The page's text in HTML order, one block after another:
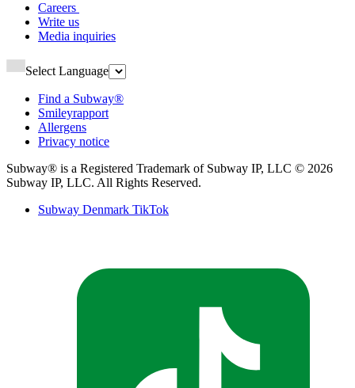
Careers ​​​​‌ ‍ ​‍​‍‌‍ ‌ ​‍‌‍‍‌‌‍‌ ‌‍‍‌‌‍ ‍​‍​‍​ ‍‍​‍​‍‌ ​ ‌‍​‌‌‍ ‍‌‍‍‌‌ ‌​‌ ‍‌​‍ ‍‌‍‍‌‌‍ ​‍​‍​‍ ​​‍​‍‌‍‍​‌ ​‍‌‍‌‌‌‍‌‍​‍​‍​ ‍‍​‍​‍‌‍‍​‌ ‌​‌ ‌​‌ ​​‌ ​ ​ ‍‍​‍ ​‍ ‌‍ ‍‌‍ ‌ ​‍‌‍‌​‌‍‍‌‌‍​ ​‍ ‌‌‍​‍‌‍‍‌‌ ‌​‌‍‌‌‌ ​ ​‍ ‌‌‍‌ ‌ ​‍‌‍ ‌ ‌‌‌ ​​​‍ ‌‌ ​ ‌ ‌​‌ ‌‌‌‍‌​‌‍‍‌‌‍ ​‍ ‍‌ ‌‍‌‍‌‌‌ ​‍‌‍​ ‌‍‌‌‌‍ ​​‍ ‍‌‍​‌‌ ​​‌ ​​​‍ ‌‍‍‌‌‍ ‍‌ ‌​‌‍‌‌‌‍ ‍‌ ‌​​‍ ‌‍‌‌‌‍‌​‌‍‍‌‌ ‌​​‍ ‌‍ ‌‌‍ ‌‍‌​‌‍‌‌​ ‌‌ ​​‌ ​‍‌‍‌‌‌ ​ ‌‍‌‌‌‍ ‍‌ ‌​‌‍​‌‌ ‌​‌‍‍‌‌‍ ‌‍ ‍​ ‍ ‌‍‍‌‌‍‌​​ ‌‌‍‌​​ ‍​​ ​​‌‍‌​​ ​‌‌‍‌‍‌‍​‌​ ‌ ​‍ ‌‌‍​‌​ ​‍​ ‍​​ ‍‌​‍ ‌​ ‌​‌‍‌‌​ ​ ​ ​‌​‍ ‌‌‍​‍​ ​‌‌‍‌​​ ‌‍​‍ ‌​ ‌‍​ ‌​​ ‌‍​ ​‍​ ‌‍​ ‌‌​ ‍​​ ‌ ​ ‌‌​ ​‍​ ‌‍​ ‌‌​ ‍ ‌ ‌​‌ ‍‌‌ ​​‌‍‌‌​ ‌‌ ‌ ‌‍‌‌‌‍​‍‌ ​ ‌‍‍‌‌ ‌​‌‍‌‌‌​ ‍‌‍​‌‌ ‌‍‌‍‍‌‌‍‌ ‌‍​‌‌ ‌​‌‍‍‌‌‍ ‌‍ ‍‌​‍‌‌ ‌​‌‍‌‌‌‍ ‌​ ‍ ‌ ​​‌‍​‌‌ ‌​‌‍‍​​ ‌‌‍ ​‌‍​‌‌‍​‍‌‍‌‌‌‍ ​​‍‌‌​ ‌‌‌​​‍‌‌ ‌‍‍ ‌‍‌‌‌ ‍‌​‍‌‌​ ​ ‌​‌​​‍‌‌​ ​ ‌​‌​​‍‌‌​ ​‍​ ​‍‌‍‌‌‌‍ ‍​‍‌‌​ ​‍​ ​‍​‍‌‌​ ‌‌‌​‌​​‍ ‍‌ ‌‍‌‍​‌‌‍ ​‌ ‌‌‌‍‌‌​ ‌‍​‍‌‍​‌‌ ​ ‌‍‌‌‌‌‌‌‌ ​‍‌‍ ​​ ‌‌‍‍​‌ ‌​‌ ‌​‌ ​​‌ ​ ​‍‌‌​ ​ ‌​​‌​‍‌‌​ ​‍‌​‌‍​‍‌‌​ ​‍‌​‌‍‌‍ ‍‌‍ ‌ ​‍‌‍‌​‌‍‍‌‌‍​ ​‍ ‌‌‍​‍‌‍‍‌‌ ‌​‌‍‌‌‌ ​ ​‍ ‌‌‍‌ ‌ ​‍‌‍ ‌ ‌‌‌ ​​​‍ ‌‌ ​ ‌ ‌​‌ ‌‌‌‍‌​‌‍‍‌‌‍ ​‍ ‍‌ ‌‍‌‍‌‌‌ ​‍‌‍​ ‌‍‌‌‌‍ ​​‍ ‍‌‍​‌‌ ​​‌ ​​​‍‌‍‌‍‍‌‌‍‌​​ ‌‌‍‌​​ ‍​​ ​​‌‍‌​​ ​‌‌‍‌‍‌‍​‌​ ‌ ​‍ ‌‌‍​‌​ ​‍​ ‍​​ ‍‌​‍ ‌​ ‌​‌‍‌‌​ ​ ​ ​‌​‍ ‌‌‍​‍​ ​‌‌‍‌​​ ‌‍​‍ ‌​ ‌‍​ ‌​​ ‌‍​ ​‍​ ‌‍​ ‌‌​ ‍​​ ‌ ​ ‌‌​ ​‍​ ‌‍​ ‌‌​‍‌‍‌ ‌​‌ ‍‌‌ ​​‌‍‌‌​ ‌‌ ‌ ‌‍‌‌‌‍​‍‌ ​ ‌‍‍‌‌ ‌​‌‍‌‌‌​ ‍‌‍​‌‌ ‌‍‌‍‍‌‌‍‌ ‌‍​‌‌ ‌​‌‍‍‌‌‍ ‌‍ ‍‌​‍‌‌ ‌​‌‍‌‌‌‍ ‌​‍‌‍‌ ​​‌‍​‌‌ ‌​‌‍‍​​ ‌‌‍ ​‌‍​‌‌‍​‍‌‍‌‌‌‍ ​​‍‌‌​ ‌‌‌​​‍‌‌ ‌‍‍ ‌‍‌‌‌ ‍‌​‍‌‌​ ​ ‌​‌​​‍‌‌​ ​ ‌​‌​​‍‌‌​ ​‍​ ​‍‌‍‌‌‌‍ ‍​‍‌‌​ ​‍​ ​‍​‍‌‌​ ‌‌‌​‌​​‍ ‍‌ ‌‍‌‍​‌‌‍ ​‌ ‌‌‌‍‌‌​‍‌‍‌ ​​‌‍‌‌‌ ​‍‌ ​ ‌ ​​‌‍‌‌‌‍​ ‌ ‌​‌‍‍‌‌ ‌‍‌‍‌‌​ ‌‌ ​​‌ ‌‌‌‍​‍‌‍ ​‌‍‍‌‌ ​ ‌‍‍​‌‍‌‌‌‍‌​​‍​‍‌ ‌
Write us​​​​‌ ‍ ​‍​‍‌‍ ‌ ​‍‌‍‍‌‌‍‌ ‌‍‍‌‌‍ ‍​‍​‍​ ‍‍​‍​‍‌ ​ ‌‍​‌‌‍ ‍‌‍‍‌‌ ‌​‌ ‍‌​‍ ‍‌‍‍‌‌‍ ​‍​‍​‍ ​​‍​‍‌‍‍​‌ ​‍‌‍‌‌‌‍‌‍​‍​‍​ ‍‍​‍​‍‌‍‍​‌ ‌​‌ ‌​‌ ​​‌ ​ ​ ‍‍​‍ ​‍ ‌‍ ‍‌‍ ‌ ​‍‌‍‌​‌‍‍‌‌‍​ ​‍ ‌‌‍​‍‌‍‍‌‌ ‌​‌‍‌‌‌ ​ ​‍ ‌‌‍‌ ‌ ​‍‌‍ ‌ ‌‌‌ ​​​‍ ‌‌ ​ ‌ ‌​‌ ‌‌‌‍‌​‌‍‍‌‌‍ ​‍ ‍‌ ‌‍‌‍‌‌‌ ​‍‌‍​ ‌‍‌‌‌‍ ​​‍ ‍‌‍​‌‌ ​​‌ ​​​‍ ‌‍‍‌‌‍ ‍‌ ‌​‌‍‌‌‌‍ ‍‌ ‌​​‍ ‌‍‌‌‌‍‌​‌‍‍‌‌ ‌​​‍ ‌‍ ‌‌‍ ‌‍‌​‌‍‌‌​ ‌‌ ​​‌ ​‍‌‍‌‌‌ ​ ‌‍‌‌‌‍ ‍‌ ‌​‌‍​‌‌ ‌​‌‍‍‌‌‍ ‌‍ ‍​ ‍ ‌‍‍‌‌‍‌​​ ‌‌‍​‍​ ‌ ​ ​‍‌‍‌‍​ ​​‌‍​‌​ ​‍​ ‌‍​‍ ‌​ ​​‌‍​ ​ ‌ ​ ​‍​‍ ‌​ ‌​‌‍‌​​ ‌ ​ ‌‍​‍ ‌‌‍​‍​ ‌​​ ‌ ‌‍‌‌​‍ ‌​ ​ ​ ‍‌‌‍​‌‌‍‌‍‌‍​‌​ ​‍​ ​‍‌‍​ ‌‍‌‍‌‍‌‍​ ‌‍​ ​‌​ ‍ ‌ ‌​‌ ‍‌‌ ​​‌‍‌‌​ ‌‌ ‌ ‌‍‌‌‌‍​‍‌ ​ ‌‍‍‌‌ ‌​‌‍‌‌‌​ ‍‌‍​‌‌ ‌‍‌‍‍‌‌‍‌ ‌‍​‌‌ ‌​‌‍‍‌‌‍ ‌‍ ‍‌​‍‌‌ ‌​‌‍‌‌‌‍ ‌​ ‍ ‌ ​​‌‍​‌‌ ‌​‌‍‍​​ ‌‌‍ ​‌‍​‌‌‍​‍‌‍‌‌‌‍ ​​‍‌‌​ ‌‌‌​​‍‌‌ ‌‍‍ ‌‍‌‌‌ ‍‌​‍‌‌​ ​ ‌​‌​​‍‌‌​ ​ ‌​‌​​‍‌‌​ ​‍​ ​‍‌‍‌‌‌‍ ‍​‍‌‌​ ​‍​ ​‍​‍‌‌​ ‌‌‌​‌​​‍ ‍‌ ‌‍‌‍​‌‌‍ ​‌ ‌‌‌‍‌‌​ ‌‍​‍‌‍​‌‌ ​ ‌‍‌‌‌‌‌‌‌ ​‍‌‍ ​​ ‌‌‍‍​‌ ‌​‌ ‌​‌ ​​‌ ​ ​‍‌‌​ ​ ‌​​‌​‍‌‌​ ​‍‌​‌‍​‍‌‌​ ​‍‌​‌‍‌‍ ‍‌‍ ‌ ​‍‌‍‌​‌‍‍‌‌‍​ ​‍ ‌‌‍​‍‌‍‍‌‌ ‌​‌‍‌‌‌ ​ ​‍ ‌‌‍‌ ‌ ​‍‌‍ ‌ ‌‌‌ ​​​‍ ‌‌ ​ ‌ ‌​‌ ‌‌‌‍‌​‌‍‍‌‌‍ ​‍ ‍‌ ‌‍‌‍‌‌‌ ​‍‌‍​ ‌‍‌‌‌‍ ​​‍ ‍‌‍​‌‌ ​​‌ ​​​‍‌‍‌‍‍‌‌‍‌​​ ‌‌‍​‍​ ‌ ​ ​‍‌‍‌‍​ ​​‌‍​‌​ ​‍​ ‌‍​‍ ‌​ ​​‌‍​ ​ ‌ ​ ​‍​‍ ‌​ ‌​‌‍‌​​ ‌ ​ ‌‍​‍ ‌‌‍​‍​ ‌​​ ‌ ‌‍‌‌​‍ ‌​ ​ ​ ‍‌‌‍​‌‌‍‌‍‌‍​‌​ ​‍​ ​‍‌‍​ ‌‍‌‍‌‍‌‍​ ‌‍​ ​‌​‍‌‍‌ ‌​‌ ‍‌‌ ​​‌‍‌‌​ ‌‌ ‌ ‌‍‌‌‌‍​‍‌ ​ ‌‍‍‌‌ ‌​‌‍‌‌‌​ ‍‌‍​‌‌ ‌‍‌‍‍‌‌‍‌ ‌‍​‌‌ ‌​‌‍‍‌‌‍ ‌‍ ‍‌​‍‌‌ ‌​‌‍‌‌‌‍ ‌​‍‌‍‌ ​​‌‍​‌‌ ‌​‌‍‍​​ ‌‌‍ ​‌‍​‌‌‍​‍‌‍‌‌‌‍ ​​‍‌‌​ ‌‌‌​​‍‌‌ ‌‍‍ ‌‍‌‌‌ ‍‌​‍‌‌​ ​ ‌​‌​​‍‌‌​ ​ ‌​‌​​‍‌‌​ ​‍​ ​‍‌‍‌‌‌‍ ‍​‍‌‌​ ​‍​ ​‍​‍‌‌​ ‌‌‌​‌​​‍ ‍‌ ‌‍‌‍​‌‌‍ ​‌ ‌‌‌‍‌‌​‍‌‍‌ ​​‌‍‌‌‌ ​‍‌ ​ ‌ ​​‌‍‌‌‌‍​ ‌ ‌​‌‍‍‌‌ ‌‍‌‍‌‌​ ‌‌ ​​‌ ‌‌‌‍​‍‌‍ ​‌‍‍‌‌ ​ ‌‍‍​‌‍‌‌‌‍‌​​‍​‍‌ ‌
Media inquiries​​​​‌ ‍ ​‍​‍‌‍ ‌ ​‍‌‍‍‌‌‍‌ ‌‍‍‌‌‍ ‍​‍​‍​ ‍‍​‍​‍‌ ​ ‌‍​‌‌‍ ‍‌‍‍‌‌ ‌​‌ ‍‌​‍ ‍‌‍‍‌‌‍ ​‍​‍​‍ ​​‍​‍‌‍‍​‌ ​‍‌‍‌‌‌‍‌‍​‍​‍​ ‍‍​‍​‍‌‍‍​‌ ‌​‌ ‌​‌ ​​‌ ​ ​ ‍‍​‍ ​‍ ‌‍ ‍‌‍ ‌ ​‍‌‍‌​‌‍‍‌‌‍​ ​‍ ‌‌‍​‍‌‍‍‌‌ ‌​‌‍‌‌‌ ​ ​‍ ‌‌‍‌ ‌ ​‍‌‍ ‌ ‌‌‌ ​​​‍ ‌‌ ​ ‌ ‌​‌ ‌‌‌‍‌​‌‍‍‌‌‍ ​‍ ‍‌ ‌‍‌‍‌‌‌ ​‍‌‍​ ‌‍‌‌‌‍ ​​‍ ‍‌‍​‌‌ ​​‌ ​​​‍ ‌‍‍‌‌‍ ‍‌ ‌​‌‍‌‌‌‍ ‍‌ ‌​​‍ ‌‍‌‌‌‍‌​‌‍‍‌‌ ‌​​‍ ‌‍ ‌‌‍ ‌‍‌​‌‍‌‌​ ‌‌ ​​‌ ​‍‌‍‌‌‌ ​ ‌‍‌‌‌‍ ‍‌ ‌​‌‍​‌‌ ‌​‌‍‍‌‌‍ ‌‍ ‍​ ‍ ‌‍‍‌‌‍‌​​ ‌​ ‌‍​ ‌​​ ​ ‌‍‌​​ ‍‌​ ‍‌​ ‌‌‌‍‌‍​‍ ‌​ ​​‌‍‌‍‌‍​‌​ ‌‍​‍ ‌​ ‌​‌‍‌‍​ ‌‌​ ‌​​‍ ‌‌‍​‌​ ​ ​ ​‍​ ‌ ​‍ ‌​ ​‍‌‍‌‌‌‍‌‍‌‍​‌​ ​‍​ ​‍​ ​ ​ ‌ ‌‍‌‌​ ​​​ ​​​ ‌ ​ ‍ ‌ ‌​‌ ‍‌‌ ​​‌‍‌‌​ ‌‌ ‌ ‌‍‌‌‌‍​‍‌ ​ ‌‍‍‌‌ ‌​‌‍‌‌‌​ ‍‌‍​‌‌ ‌‍‌‍‍‌‌‍‌ ‌‍​‌‌ ‌​‌‍‍‌‌‍ ‌‍ ‍‌​‍‌‌ ‌​‌‍‌‌‌‍ ‌​ ‍ ‌ ​​‌‍​‌‌ ‌​‌‍‍​​ ‌‌‍ ​‌‍​‌‌‍​‍‌‍‌‌‌‍ ​​‍‌‌​ ‌‌‌​​‍‌‌ ‌‍‍ ‌‍‌‌‌ ‍‌​‍‌‌​ ​ ‌​‌​​‍‌‌​ ​ ‌​‌​​‍‌‌​ ​‍​ ​‍‌‍‌‌‌‍ ‍​‍‌‌​ ​‍​ ​‍​‍‌‌​ ‌‌‌​‌​​‍ ‍‌ ‌‍‌‍​‌‌‍ ​‌ ‌‌‌‍‌‌​ ‌‍​‍‌‍​‌‌ ​ ‌‍‌‌‌‌‌‌‌ ​‍‌‍ ​​ ‌‌‍‍​‌ ‌​‌ ‌​‌ ​​‌ ​ ​‍‌‌​ ​ ‌​​‌​‍‌‌​ ​‍‌​‌‍​‍‌‌​ ​‍‌​‌‍‌‍ ‍‌‍ ‌ ​‍‌‍‌​‌‍‍‌‌‍​ ​‍ ‌‌‍​‍‌‍‍‌‌ ‌​‌‍‌‌‌ ​ ​‍ ‌‌‍‌ ‌ ​‍‌‍ ‌ ‌‌‌ ​​​‍ ‌‌ ​ ‌ ‌​‌ ‌‌‌‍‌​‌‍‍‌‌‍ ​‍ ‍‌ ‌‍‌‍‌‌‌ ​‍‌‍​ ‌‍‌‌‌‍ ​​‍ ‍‌‍​‌‌ ​​‌ ​​​‍‌‍‌‍‍‌‌‍‌​​ ‌​ ‌‍​ ‌​​ ​ ‌‍‌​​ ‍‌​ ‍‌​ ‌‌‌‍‌‍​‍ ‌​ ​​‌‍‌‍‌‍​‌​ ‌‍​‍ ‌​ ‌​‌‍‌‍​ ‌‌​ ‌​​‍ ‌‌‍​‌​ ​ ​ ​‍​ ‌ ​‍ ‌​ ​‍‌‍‌‌‌‍‌‍‌‍​‌​ ​‍​ ​‍​ ​ ​ ‌ ‌‍‌‌​ ​​​ ​​​ ‌ ​‍‌‍‌ ‌​‌ ‍‌‌ ​​‌‍‌‌​ ‌‌ ‌ ‌‍‌‌‌‍​‍‌ ​ ‌‍‍‌‌ ‌​‌‍‌‌‌​ ‍‌‍​‌‌ ‌‍‌‍‍‌‌‍‌ ‌‍​‌‌ ‌​‌‍‍‌‌‍ ‌‍ ‍‌​‍‌‌ ‌​‌‍‌‌‌‍ ‌​‍‌‍‌ ​​‌‍​‌‌ ‌​‌‍‍​​ ‌‌‍ ​‌‍​‌‌‍​‍‌‍‌‌‌‍ ​​‍‌‌​ ‌‌‌​​‍‌‌ ‌‍‍ ‌‍‌‌‌ ‍‌​‍‌‌​ ​ ‌​‌​​‍‌‌​ ​ ‌​‌​​‍‌‌​ ​‍​ ​‍‌‍‌‌‌‍ ‍​‍‌‌​ ​‍​ ​‍​‍‌‌​ ‌‌‌​‌​​‍ ‍‌ ‌‍‌‍​‌‌‍ ​‌ ‌‌‌‍‌‌​‍‌‍‌ ​​‌‍‌‌‌ ​‍‌ ​ ‌ ​​‌‍‌‌‌‍​ ‌ ‌​‌‍‍‌‌ ‌‍‌‍‌‌​ ‌‌ ​​‌ ‌‌‌‍​‍‌‍ ​‌‍‍‌‌ ​ ‌‍‍​‌‍‌‌‌‍‌​​‍​‍‌ ‌
Select Language
Find a Subway®​​​​‌ ‍ ​‍​‍‌‍ ‌ ​‍‌‍‍‌‌‍‌ ‌‍‍‌‌‍ ‍​‍​‍​ ‍‍​‍​‍‌ ​ ‌‍​‌‌‍ ‍‌‍‍‌‌ ‌​‌ ‍‌​‍ ‍‌‍‍‌‌‍ ​‍​‍​‍ ​​‍​‍‌‍‍​‌ ​‍‌‍‌‌‌‍‌‍​‍​‍​ ‍‍​‍​‍‌‍‍​‌ ‌​‌ ‌​‌ ​​‌ ​ ​ ‍‍​‍ ​‍ ‌‍ ‍‌‍ ‌ ​‍‌‍‌​‌‍‍‌‌‍​ ​‍ ‌‌‍​‍‌‍‍‌‌ ‌​‌‍‌‌‌ ​ ​‍ ‌‌‍‌ ‌ ​‍‌‍ ‌ ‌‌‌ ​​​‍ ‌‌ ​ ‌ ‌​‌ ‌‌‌‍‌​‌‍‍‌‌‍ ​‍ ‍‌ ‌‍‌‍‌‌‌ ​‍‌‍​ ‌‍‌‌‌‍ ​​‍ ‍‌‍​‌‌ ​​‌ ​​​‍ ‌‍‍‌‌‍ ‍‌ ‌​‌‍‌‌‌‍ ‍‌ ‌​​‍ ‌‍‌‌‌‍‌​‌‍‍‌‌ ‌​​‍ ‌‍ ‌‌‍ ‌‍‌​‌‍‌‌​ ‌‌ ​​‌ ​‍‌‍‌‌‌ ​ ‌‍‌‌‌‍ ‍‌ ‌​‌‍​‌‌ ‌​‌‍‍‌‌‍ ‌‍ ‍​ ‍ ‌‍‍‌‌‍‌​​ ‌‌‍​‍​ ​‌​ ‌​​ ‌‍​ ‌ ​ ‍​​ ‍​​ ​‍​‍ ‌​ ‌‍​ ‌‌​ ‌​‌‍‌‍​‍ ‌​ ‌​​ ‌‍​ ​‌​ ‌‍​‍ ‌​ ‍‌​ ‍‌​ ‌‌​ ‌‌​‍ ‌‌‍‌‍​ ‍​‌‍​‍‌‍‌​​ ‍‌​ ​‌‌‍​‍​ ‍​​ ‍​‌‍‌‌​ ​ ​ ‍​​ ‍ ‌ ‌​‌ ‍‌‌ ​​‌‍‌‌​ ‌‌ ‌ ‌‍‌‌‌‍​‍‌ ​ ‌‍‍‌‌ ‌​‌‍‌‌‌​ ‍‌‍​‌‌ ‌‍‌‍‍‌‌‍‌ ‌‍​‌‌ ‌​‌‍‍‌‌‍ ‌‍ ‍‌​‍‌‌ ‌​‌‍‌‌‌‍ ‌​ ‍ ‌ ​​‌‍​‌‌ ‌​‌‍‍​​ ‌‌‍ ​‌‍​‌‌‍​‍‌‍‌‌‌‍ ​​‍‌‌​ ‌‌‌​​‍‌‌ ‌‍‍ ‌‍‌‌‌ ‍‌​‍‌‌​ ​ ‌​‌​​‍‌‌​ ​ ‌​‌​​‍‌‌​ ​‍​ ​‍‌‍‌‌‌‍ ‍​‍‌‌​ ​‍​ ​‍​‍‌‌​ ‌‌‌​‌​​‍ ‍‌ ‌‍‌‍​‌‌‍ ​‌ ‌‌‌‍‌‌​ ‌‍​‍‌‍​‌‌ ​ ‌‍‌‌‌‌‌‌‌ ​‍‌‍ ​​ ‌‌‍‍​‌ ‌​‌ ‌​‌ ​​‌ ​ ​‍‌‌​ ​ ‌​​‌​‍‌‌​ ​‍‌​‌‍​‍‌‌​ ​‍‌​‌‍‌‍ ‍‌‍ ‌ ​‍‌‍‌​‌‍‍‌‌‍​ ​‍ ‌‌‍​‍‌‍‍‌‌ ‌​‌‍‌‌‌ ​ ​‍ ‌‌‍‌ ‌ ​‍‌‍ ‌ ‌‌‌ ​​​‍ ‌‌ ​ ‌ ‌​‌ ‌‌‌‍‌​‌‍‍‌‌‍ ​‍ ‍‌ ‌‍‌‍‌‌‌ ​‍‌‍​ ‌‍‌‌‌‍ ​​‍ ‍‌‍​‌‌ ​​‌ ​​​‍‌‍‌‍‍‌‌‍‌​​ ‌‌‍​‍​ ​‌​ ‌​​ ‌‍​ ‌ ​ ‍​​ ‍​​ ​‍​‍ ‌​ ‌‍​ ‌‌​ ‌​‌‍‌‍​‍ ‌​ ‌​​ ‌‍​ ​‌​ ‌‍​‍ ‌​ ‍‌​ ‍‌​ ‌‌​ ‌‌​‍ ‌‌‍‌‍​ ‍​‌‍​‍‌‍‌​​ ‍‌​ ​‌‌‍​‍​ ‍​​ ‍​‌‍‌‌​ ​ ​ ‍​​‍‌‍‌ ‌​‌ ‍‌‌ ​​‌‍‌‌​ ‌‌ ‌ ‌‍‌‌‌‍​‍‌ ​ ‌‍‍‌‌ ‌​‌‍‌‌‌​ ‍‌‍​‌‌ ‌‍‌‍‍‌‌‍‌ ‌‍​‌‌ ‌​‌‍‍‌‌‍ ‌‍ ‍‌​‍‌‌ ‌​‌‍‌‌‌‍ ‌​‍‌‍‌ ​​‌‍​‌‌ ‌​‌‍‍​​ ‌‌‍ ​‌‍​‌‌‍​‍‌‍‌‌‌‍ ​​‍‌‌​ ‌‌‌​​‍‌‌ ‌‍‍ ‌‍‌‌‌ ‍‌​‍‌‌​ ​ ‌​‌​​‍‌‌​ ​ ‌​‌​​‍‌‌​ ​‍​ ​‍‌‍‌‌‌‍ ‍​‍‌‌​ ​‍​ ​‍​‍‌‌​ ‌‌‌​‌​​‍ ‍‌ ‌‍‌‍​‌‌‍ ​‌ ‌‌‌‍‌‌​‍‌‍‌ ​​‌‍‌‌‌ ​‍‌ ​ ‌ ​​‌‍‌‌‌‍​ ‌ ‌​‌‍‍‌‌ ‌‍‌‍‌‌​ ‌‌ ​​‌ ‌‌‌‍​‍‌‍ ​‌‍‍‌‌ ​ ‌‍‍​‌‍‌‌‌‍‌​​‍​‍‌ ‌
Smileyrapport​​​​‌ ‍ ​‍​‍‌‍ ‌ ​‍‌‍‍‌‌‍‌ ‌‍‍‌‌‍ ‍​‍​‍​ ‍‍​‍​‍‌ ​ ‌‍​‌‌‍ ‍‌‍‍‌‌ ‌​‌ ‍‌​‍ ‍‌‍‍‌‌‍ ​‍​‍​‍ ​​‍​‍‌‍‍​‌ ​‍‌‍‌‌‌‍‌‍​‍​‍​ ‍‍​‍​‍‌‍‍​‌ ‌​‌ ‌​‌ ​​‌ ​ ​ ‍‍​‍ ​‍ ‌‍ ‍‌‍ ‌ ​‍‌‍‌​‌‍‍‌‌‍​ ​‍ ‌‌‍​‍‌‍‍‌‌ ‌​‌‍‌‌‌ ​ ​‍ ‌‌‍‌ ‌ ​‍‌‍ ‌ ‌‌‌ ​​​‍ ‌‌ ​ ‌ ‌​‌ ‌‌‌‍‌​‌‍‍‌‌‍ ​‍ ‍‌ ‌‍‌‍‌‌‌ ​‍‌‍​ ‌‍‌‌‌‍ ​​‍ ‍‌‍​‌‌ ​​‌ ​​​‍ ‌‍‍‌‌‍ ‍‌ ‌​‌‍‌‌‌‍ ‍‌ ‌​​‍ ‌‍‌‌‌‍‌​‌‍‍‌‌ ‌​​‍ ‌‍ ‌‌‍ ‌‍‌​‌‍‌‌​ ‌‌ ​​‌ ​‍‌‍‌‌‌ ​ ‌‍‌‌‌‍ ‍‌ ‌​‌‍​‌‌ ‌​‌‍‍‌‌‍ ‌‍ ‍​ ‍ ‌‍‍‌‌‍‌​​ ‌‌‍​‍​ ‌ ​ ​​‌‍‌‍‌‍‌‌​ ‍​‌‍‌‌​ ‌‍​‍ ‌‌‍​ ‌‍‌‌‌‍‌​​ ‌‍​‍ ‌​ ‌​‌‍​‍​ ​ ​ ​‌​‍ ‌​ ‍‌​ ​​‌‍‌‌​ ‌‍​‍ ‌​ ‌‍​ ​ ‌‍‌‌​ ​ ​ ​​‌‍​ ​ ‍‌​ ​​​ ‌​​ ​ ​ ​‍​ ‍​​ ‍ ‌ ‌​‌ ‍‌‌ ​​‌‍‌‌​ ‌‌ ‌ ‌‍‌‌‌‍​‍‌ ​ ‌‍‍‌‌ ‌​‌‍‌‌‌​ ‍‌‍​‌‌ ‌‍‌‍‍‌‌‍‌ ‌‍​‌‌ ‌​‌‍‍‌‌‍ ‌‍ ‍‌​‍‌‌ ‌​‌‍‌‌‌‍ ‌​ ‍ ‌ ​​‌‍​‌‌ ‌​‌‍‍​​ ‌‌‍ ​‌‍​‌‌‍​‍‌‍‌‌‌‍ ​​‍‌‌​ ‌‌‌​​‍‌‌ ‌‍‍ ‌‍‌‌‌ ‍‌​‍‌‌​ ​ ‌​‌​​‍‌‌​ ​ ‌​‌​​‍‌‌​ ​‍​ ​‍‌‍‌‌‌‍ ‍​‍‌‌​ ​‍​ ​‍​‍‌‌​ ‌‌‌​‌​​‍ ‍‌ ‌‍‌‍​‌‌‍ ​‌ ‌‌‌‍‌‌​ ‌‍​‍‌‍​‌‌ ​ ‌‍‌‌‌‌‌‌‌ ​‍‌‍ ​​ ‌‌‍‍​‌ ‌​‌ ‌​‌ ​​‌ ​ ​‍‌‌​ ​ ‌​​‌​‍‌‌​ ​‍‌​‌‍​‍‌‌​ ​‍‌​‌‍‌‍ ‍‌‍ ‌ ​‍‌‍‌​‌‍‍‌‌‍​ ​‍ ‌‌‍​‍‌‍‍‌‌ ‌​‌‍‌‌‌ ​ ​‍ ‌‌‍‌ ‌ ​‍‌‍ ‌ ‌‌‌ ​​​‍ ‌‌ ​ ‌ ‌​‌ ‌‌‌‍‌​‌‍‍‌‌‍ ​‍ ‍‌ ‌‍‌‍‌‌‌ ​‍‌‍​ ‌‍‌‌‌‍ ​​‍ ‍‌‍​‌‌ ​​‌ ​​​‍‌‍‌‍‍‌‌‍‌​​ ‌‌‍​‍​ ‌ ​ ​​‌‍‌‍‌‍‌‌​ ‍​‌‍‌‌​ ‌‍​‍ ‌‌‍​ ‌‍‌‌‌‍‌​​ ‌‍​‍ ‌​ ‌​‌‍​‍​ ​ ​ ​‌​‍ ‌​ ‍‌​ ​​‌‍‌‌​ ‌‍​‍ ‌​ ‌‍​ ​ ‌‍‌‌​ ​ ​ ​​‌‍​ ​ ‍‌​ ​​​ ‌​​ ​ ​ ​‍​ ‍​​‍‌‍‌ ‌​‌ ‍‌‌ ​​‌‍‌‌​ ‌‌ ‌ ‌‍‌‌‌‍​‍‌ ​ ‌‍‍‌‌ ‌​‌‍‌‌‌​ ‍‌‍​‌‌ ‌‍‌‍‍‌‌‍‌ ‌‍​‌‌ ‌​‌‍‍‌‌‍ ‌‍ ‍‌​‍‌‌ ‌​‌‍‌‌‌‍ ‌​‍‌‍‌ ​​‌‍​‌‌ ‌​‌‍‍​​ ‌‌‍ ​‌‍​‌‌‍​‍‌‍‌‌‌‍ ​​‍‌‌​ ‌‌‌​​‍‌‌ ‌‍‍ ‌‍‌‌‌ ‍‌​‍‌‌​ ​ ‌​‌​​‍‌‌​ ​ ‌​‌​​‍‌‌​ ​‍​ ​‍‌‍‌‌‌‍ ‍​‍‌‌​ ​‍​ ​‍​‍‌‌​ ‌‌‌​‌​​‍ ‍‌ ‌‍‌‍​‌‌‍ ​‌ ‌‌‌‍‌‌​‍‌‍‌ ​​‌‍‌‌‌ ​‍‌ ​ ‌ ​​‌‍‌‌‌‍​ ‌ ‌​‌‍‍‌‌ ‌‍‌‍‌‌​ ‌‌ ​​‌ ‌‌‌‍​‍‌‍ ​‌‍‍‌‌ ​ ‌‍‍​‌‍‌‌‌‍‌​​‍​‍‌ ‌
Allergens​​​​‌ ‍ ​‍​‍‌‍ ‌ ​‍‌‍‍‌‌‍‌ ‌‍‍‌‌‍ ‍​‍​‍​ ‍‍​‍​‍‌ ​ ‌‍​‌‌‍ ‍‌‍‍‌‌ ‌​‌ ‍‌​‍ ‍‌‍‍‌‌‍ ​‍​‍​‍ ​​‍​‍‌‍‍​‌ ​‍‌‍‌‌‌‍‌‍​‍​‍​ ‍‍​‍​‍‌‍‍​‌ ‌​‌ ‌​‌ ​​‌ ​ ​ ‍‍​‍ ​‍ ‌‍ ‍‌‍ ‌ ​‍‌‍‌​‌‍‍‌‌‍​ ​‍ ‌‌‍​‍‌‍‍‌‌ ‌​‌‍‌‌‌ ​ ​‍ ‌‌‍‌ ‌ ​‍‌‍ ‌ ‌‌‌ ​​​‍ ‌‌ ​ ‌ ‌​‌ ‌‌‌‍‌​‌‍‍‌‌‍ ​‍ ‍‌ ‌‍‌‍‌‌‌ ​‍‌‍​ ‌‍‌‌‌‍ ​​‍ ‍‌‍​‌‌ ​​‌ ​​​‍ ‌‍‍‌‌‍ ‍‌ ‌​‌‍‌‌‌‍ ‍‌ ‌​​‍ ‌‍‌‌‌‍‌​‌‍‍‌‌ ‌​​‍ ‌‍ ‌‌‍ ‌‍‌​‌‍‌‌​ ‌‌ ​​‌ ​‍‌‍‌‌‌ ​ ‌‍‌‌‌‍ ‍‌ ‌​‌‍​‌‌ ‌​‌‍‍‌‌‍ ‌‍ ‍​ ‍ ‌‍‍‌‌‍‌​​ ‌​ ‌​​ ‍​​ ‌ ‌‍​‍​ ‌​​ ​‌​ ​​‌‍‌​​‍ ‌‌‍‌​​ ‍​‌‍​‍‌‍​‍​‍ ‌​ ‌​‌‍‌‍​ ​​​ ‌​​‍ ‌‌‍​‍​ ‌ ​ ‌ ​ ​ ​‍ ‌​ ‌‍​ ‍‌‌‍‌‍​ ‌​​ ‍​‌‍​ ​ ​‌‌‍‌‍‌‍​ ‌‍‌‍​ ‌‍​ ‌‌​ ‍ ‌ ‌​‌ ‍‌‌ ​​‌‍‌‌​ ‌‌ ‌ ‌‍‌‌‌‍​‍‌ ​ ‌‍‍‌‌ ‌​‌‍‌‌‌​ ‍‌‍​‌‌ ‌‍‌‍‍‌‌‍‌ ‌‍​‌‌ ‌​‌‍‍‌‌‍ ‌‍ ‍‌​‍‌‌ ‌​‌‍‌‌‌‍ ‌​ ‍ ‌ ​​‌‍​‌‌ ‌​‌‍‍​​ ‌‌‍ ​‌‍​‌‌‍​‍‌‍‌‌‌‍ ​​‍‌‌​ ‌‌‌​​‍‌‌ ‌‍‍ ‌‍‌‌‌ ‍‌​‍‌‌​ ​ ‌​‌​​‍‌‌​ ​ ‌​‌​​‍‌‌​ ​‍​ ​‍‌‍‌‌‌‍ ‍​‍‌‌​ ​‍​ ​‍​‍‌‌​ ‌‌‌​‌​​‍ ‍‌ ‌‍‌‍​‌‌‍ ​‌ ‌‌‌‍‌‌​ ‌‍​‍‌‍​‌‌ ​ ‌‍‌‌‌‌‌‌‌ ​‍‌‍ ​​ ‌‌‍‍​‌ ‌​‌ ‌​‌ ​​‌ ​ ​‍‌‌​ ​ ‌​​‌​‍‌‌​ ​‍‌​‌‍​‍‌‌​ ​‍‌​‌‍‌‍ ‍‌‍ ‌ ​‍‌‍‌​‌‍‍‌‌‍​ ​‍ ‌‌‍​‍‌‍‍‌‌ ‌​‌‍‌‌‌ ​ ​‍ ‌‌‍‌ ‌ ​‍‌‍ ‌ ‌‌‌ ​​​‍ ‌‌ ​ ‌ ‌​‌ ‌‌‌‍‌​‌‍‍‌‌‍ ​‍ ‍‌ ‌‍‌‍‌‌‌ ​‍‌‍​ ‌‍‌‌‌‍ ​​‍ ‍‌‍​‌‌ ​​‌ ​​​‍‌‍‌‍‍‌‌‍‌​​ ‌​ ‌​​ ‍​​ ‌ ‌‍​‍​ ‌​​ ​‌​ ​​‌‍‌​​‍ ‌‌‍‌​​ ‍​‌‍​‍‌‍​‍​‍ ‌​ ‌​‌‍‌‍​ ​​​ ‌​​‍ ‌‌‍​‍​ ‌ ​ ‌ ​ ​ ​‍ ‌​ ‌‍​ ‍‌‌‍‌‍​ ‌​​ ‍​‌‍​ ​ ​‌‌‍‌‍‌‍​ ‌‍‌‍​ ‌‍​ ‌‌​‍‌‍‌ ‌​‌ ‍‌‌ ​​‌‍‌‌​ ‌‌ ‌ ‌‍‌‌‌‍​‍‌ ​ ‌‍‍‌‌ ‌​‌‍‌‌‌​ ‍‌‍​‌‌ ‌‍‌‍‍‌‌‍‌ ‌‍​‌‌ ‌​‌‍‍‌‌‍ ‌‍ ‍‌​‍‌‌ ‌​‌‍‌‌‌‍ ‌​‍‌‍‌ ​​‌‍​‌‌ ‌​‌‍‍​​ ‌‌‍ ​‌‍​‌‌‍​‍‌‍‌‌‌‍ ​​‍‌‌​ ‌‌‌​​‍‌‌ ‌‍‍ ‌‍‌‌‌ ‍‌​‍‌‌​ ​ ‌​‌​​‍‌‌​ ​ ‌​‌​​‍‌‌​ ​‍​ ​‍‌‍‌‌‌‍ ‍​‍‌‌​ ​‍​ ​‍​‍‌‌​ ‌‌‌​‌​​‍ ‍‌ ‌‍‌‍​‌‌‍ ​‌ ‌‌‌‍‌‌​‍‌‍‌ ​​‌‍‌‌‌ ​‍‌ ​ ‌ ​​‌‍‌‌‌‍​ ‌ ‌​‌‍‍‌‌ ‌‍‌‍‌‌​ ‌‌ ​​‌ ‌‌‌‍​‍‌‍ ​‌‍‍‌‌ ​ ‌‍‍​‌‍‌‌‌‍‌​​‍​‍‌ ‌
Privacy notice​​​​‌ ‍ ​‍​‍‌‍ ‌ ​‍‌‍‍‌‌‍‌ ‌‍‍‌‌‍ ‍​‍​‍​ ‍‍​‍​‍‌ ​ ‌‍​‌‌‍ ‍‌‍‍‌‌ ‌​‌ ‍‌​‍ ‍‌‍‍‌‌‍ ​‍​‍​‍ ​​‍​‍‌‍‍​‌ ​‍‌‍‌‌‌‍‌‍​‍​‍​ ‍‍​‍​‍‌‍‍​‌ ‌​‌ ‌​‌ ​​‌ ​ ​ ‍‍​‍ ​‍ ‌‍ ‍‌‍ ‌ ​‍‌‍‌​‌‍‍‌‌‍​ ​‍ ‌‌‍​‍‌‍‍‌‌ ‌​‌‍‌‌‌ ​ ​‍ ‌‌‍‌ ‌ ​‍‌‍ ‌ ‌‌‌ ​​​‍ ‌‌ ​ ‌ ‌​‌ ‌‌‌‍‌​‌‍‍‌‌‍ ​‍ ‍‌ ‌‍‌‍‌‌‌ ​‍‌‍​ ‌‍‌‌‌‍ ​​‍ ‍‌‍​‌‌ ​​‌ ​​​‍ ‌‍‍‌‌‍ ‍‌ ‌​‌‍‌‌‌‍ ‍‌ ‌​​‍ ‌‍‌‌‌‍‌​‌‍‍‌‌ ‌​​‍ ‌‍ ‌‌‍ ‌‍‌​‌‍‌‌​ ‌‌ ​​‌ ​‍‌‍‌‌‌ ​ ‌‍‌‌‌‍ ‍‌ ‌​‌‍​‌‌ ‌​‌‍‍‌‌‍ ‌‍ ‍​ ‍ ‌‍‍‌‌‍‌​​ ‌​ ‍‌​ ‍​‌‍​‍‌‍‌​‌‍​‍​ ‌​​ ‌ ​ ​‍​‍ ‌‌‍‌​‌‍​ ‌‍‌‌‌‍‌‍​‍ ‌​ ‌​​ ‍​​ ​‍​ ‌‍​‍ ‌‌‍​‌‌‍​ ‌‍​ ​ ‌ ​‍ ‌​ ​ ​ ​ ​ ‌‌​ ​​‌‍​‌​ ‌‌​ ​‍‌‍​ ‌‍‌​​ ‌​‌‍‌‌​ ‌‌​ ‍ ‌ ‌​‌ ‍‌‌ ​​‌‍‌‌​ ‌‌ ‌ ‌‍‌‌‌‍​‍‌ ​ ‌‍‍‌‌ ‌​‌‍‌‌‌​ ‍‌‍​‌‌ ‌‍‌‍‍‌‌‍‌ ‌‍​‌‌ ‌​‌‍‍‌‌‍ ‌‍ ‍‌​‍‌‌ ‌​‌‍‌‌‌‍ ‌​ ‍ ‌ ​​‌‍​‌‌ ‌​‌‍‍​​ ‌‌‍ ​‌‍​‌‌‍​‍‌‍‌‌‌‍ ​​‍‌‌​ ‌‌‌​​‍‌‌ ‌‍‍ ‌‍‌‌‌ ‍‌​‍‌‌​ ​ ‌​‌​​‍‌‌​ ​ ‌​‌​​‍‌‌​ ​‍​ ​‍‌‍‌‌‌‍ ‍​‍‌‌​ ​‍​ ​‍​‍‌‌​ ‌‌‌​‌​​‍ ‍‌ ‌‍‌‍​‌‌‍ ​‌ ‌‌‌‍‌‌​ ‌‍​‍‌‍​‌‌ ​ ‌‍‌‌‌‌‌‌‌ ​‍‌‍ ​​ ‌‌‍‍​‌ ‌​‌ ‌​‌ ​​‌ ​ ​‍‌‌​ ​ ‌​​‌​‍‌‌​ ​‍‌​‌‍​‍‌‌​ ​‍‌​‌‍‌‍ ‍‌‍ ‌ ​‍‌‍‌​‌‍‍‌‌‍​ ​‍ ‌‌‍​‍‌‍‍‌‌ ‌​‌‍‌‌‌ ​ ​‍ ‌‌‍‌ ‌ ​‍‌‍ ‌ ‌‌‌ ​​​‍ ‌‌ ​ ‌ ‌​‌ ‌‌‌‍‌​‌‍‍‌‌‍ ​‍ ‍‌ ‌‍‌‍‌‌‌ ​‍‌‍​ ‌‍‌‌‌‍ ​​‍ ‍‌‍​‌‌ ​​‌ ​​​‍‌‍‌‍‍‌‌‍‌​​ ‌​ ‍‌​ ‍​‌‍​‍‌‍‌​‌‍​‍​ ‌​​ ‌ ​ ​‍​‍ ‌‌‍‌​‌‍​ ‌‍‌‌‌‍‌‍​‍ ‌​ ‌​​ ‍​​ ​‍​ ‌‍​‍ ‌‌‍​‌‌‍​ ‌‍​ ​ ‌ ​‍ ‌​ ​ ​ ​ ​ ‌‌​ ​​‌‍​‌​ ‌‌​ ​‍‌‍​ ‌‍‌​​ ‌​‌‍‌‌​ ‌‌​‍‌‍‌ ‌​‌ ‍‌‌ ​​‌‍‌‌​ ‌‌ ‌ ‌‍‌‌‌‍​‍‌ ​ ‌‍‍‌‌ ‌​‌‍‌‌‌​ ‍‌‍​‌‌ ‌‍‌‍‍‌‌‍‌ ‌‍​‌‌ ‌​‌‍‍‌‌‍ ‌‍ ‍‌​‍‌‌ ‌​‌‍‌‌‌‍ ‌​‍‌‍‌ ​​‌‍​‌‌ ‌​‌‍‍​​ ‌‌‍ ​‌‍​‌‌‍​‍‌‍‌‌‌‍ ​​‍‌‌​ ‌‌‌​​‍‌‌ ‌‍‍ ‌‍‌‌‌ ‍‌​‍‌‌​ ​ ‌​‌​​‍‌‌​ ​ ‌​‌​​‍‌‌​ ​‍​ ​‍‌‍‌‌‌‍ ‍​‍‌‌​ ​‍​ ​‍​‍‌‌​ ‌‌‌​‌​​‍ ‍‌ ‌‍‌‍​‌‌‍ ​‌ ‌‌‌‍‌‌​‍‌‍‌ ​​‌‍‌‌‌ ​‍‌ ​ ‌ ​​‌‍‌‌‌‍​ ‌ ‌​‌‍‍‌‌ ‌‍‌‍‌‌​ ‌‌ ​​‌ ‌‌‌‍​‍‌‍ ​‌‍‍‌‌ ​ ‌‍‍​‌‍‌‌‌‍‌​​‍​‍‌ ‌
Subway® is a Registered Trademark of Subway IP, LLC © 2026
Subway IP, LLC. All Rights Reserved.​​​​‌ ‍ ​‍​‍‌‍ ‌ ​‍‌‍‍‌‌‍‌ ‌‍‍‌‌‍ ‍​‍​‍​ ‍‍​‍​‍‌ ​ ‌‍​‌‌‍ ‍‌‍‍‌‌ ‌​‌ ‍‌​‍ ‍‌‍‍‌‌‍ ​‍​‍​‍ ​​‍​‍‌‍‍​‌ ​‍‌‍‌‌‌‍‌‍​‍​‍​ ‍‍​‍​‍‌‍‍​‌ ‌​‌ ‌​‌ ​​‌ ​ ​ ‍‍​‍ ​‍ ‌‍ ‍‌‍ ‌ ​‍‌‍‌​‌‍‍‌‌‍​ ​‍ ‌‌‍​‍‌‍‍‌‌ ‌​‌‍‌‌‌ ​ ​‍ ‌‌‍‌ ‌ ​‍‌‍ ‌ ‌‌‌ ​​​‍ ‌‌ ​ ‌ ‌​‌ ‌‌‌‍‌​‌‍‍‌‌‍ ​‍ ‍‌ ‌‍‌‍‌‌‌ ​‍‌‍​ ‌‍‌‌‌‍ ​​‍ ‍‌‍​‌‌ ​​‌ ​​​‍ ‌‍‍‌‌‍ ‍‌ ‌​‌‍‌‌‌‍ ‍‌ ‌​​‍ ‌‍‌‌‌‍‌​‌‍‍‌‌ ‌​​‍ ‌‍ ‌‌‍ ‌‍‌​‌‍‌‌​ ‌‌ ​​‌ ​‍‌‍‌‌‌ ​ ‌‍‌‌‌‍ ‍‌ ‌​‌‍​‌‌ ‌​‌‍‍‌‌‍ ‌‍ ‍​ ‍ ‌‍‍‌‌‍‌​​ ‌​ ‌‍​ ​ ‌‍‌​​ ‌‌​ ​ ‌‍​‍​ ​‌​ ​​​‍ ‌​ ​‍​ ​‌​ ‌‌​ ​​​‍ ‌​ ‌​‌‍​ ‌‍​ ​ ​​​‍ ‌​ ‍​‌‍‌‌​ ‍‌​ ​‍​‍ ‌​ ‌ ‌‍‌‌​ ​‍​ ​‌​ ​‍​ ​ ​ ​ ‌‍‌‍‌‍​‍​ ‌‌​ ‍​‌‍​‌​ ‍ ‌ ‌​‌ ‍‌‌ ​​‌‍‌‌​ ‌‌ ‌ ‌‍‌‌‌‍​‍‌ ​ ‌‍‍‌‌ ‌​‌‍‌‌‌​‌‍‌‍ ‌‍ ‌ ‌​‌‍‌‌‌ ​‍​ ‍ ‌ ​​‌‍​‌‌ ‌​‌‍‍​​ ‌‌‍​ ‌‍ ‌ ​​‌ ‍‌‌ ​‍‌‍‍‌‌‍‌ ‌‍‍​‌ ‌​‌​ ‍‌‍ ‌ ‌​‌‍‍‌‌‍​ ‌‍‌‌​‍‌‌​ ‌‌‌​​‍‌‌ ‌‍‍ ‌‍‌‌‌ ‍‌​‍‌‌​ ​ ‌​‌​​‍‌‌​ ​ ‌​‌​​‍‌‌​ ​‍​ ​‍‌‍‌‌‌‍ ‍​‍‌‌​ ​‍​ ​‍​‍‌‌​ ‌‌‌​‌​​‍ ‍‌ ‌‍‌‍​‌‌‍ ​‌ ‌‌‌‍‌‌​ ‌‍​‍‌‍​‌‌ ​ ‌‍‌‌‌‌‌‌‌ ​‍‌‍ ​​ ‌‌‍‍​‌ ‌​‌ ‌​‌ ​​‌ ​ ​‍‌‌​ ​ ‌​​‌​‍‌‌​ ​‍‌​‌‍​‍‌‌​ ​‍‌​‌‍‌‍ ‍‌‍ ‌ ​‍‌‍‌​‌‍‍‌‌‍​ ​‍ ‌‌‍​‍‌‍‍‌‌ ‌​‌‍‌‌‌ ​ ​‍ ‌‌‍‌ ‌ ​‍‌‍ ‌ ‌‌‌ ​​​‍ ‌‌ ​ ‌ ‌​‌ ‌‌‌‍‌​‌‍‍‌‌‍ ​‍ ‍‌ ‌‍‌‍‌‌‌ ​‍‌‍​ ‌‍‌‌‌‍ ​​‍ ‍‌‍​‌‌ ​​‌ ​​​‍‌‍‌‍‍‌‌‍‌​​ ‌​ ‌‍​ ​ ‌‍‌​​ ‌‌​ ​ ‌‍​‍​ ​‌​ ​​​‍ ‌​ ​‍​ ​‌​ ‌‌​ ​​​‍ ‌​ ‌​‌‍​ ‌‍​ ​ ​​​‍ ‌​ ‍​‌‍‌‌​ ‍‌​ ​‍​‍ ‌​ ‌ ‌‍‌‌​ ​‍​ ​‌​ ​‍​ ​ ​ ​ ‌‍‌‍‌‍​‍​ ‌‌​ ‍​‌‍​‌​‍‌‍‌ ‌​‌ ‍‌‌ ​​‌‍‌‌​ ‌‌ ‌ ‌‍‌‌‌‍​‍‌ ​ ‌‍‍‌‌ ‌​‌‍‌‌‌​‌‍‌‍ ‌‍ ‌ ‌​‌‍‌‌‌ ​‍​‍‌‍‌ ​​‌‍​‌‌ ‌​‌‍‍​​ ‌‌‍​ ‌‍ ‌ ​​‌ ‍‌‌ ​‍‌‍‍‌‌‍‌ ‌‍‍​‌ ‌​‌​ ‍‌‍ ‌ ‌​‌‍‍‌‌‍​ ‌‍‌‌​‍‌‌​ ‌‌‌​​‍‌‌ ‌‍‍ ‌‍‌‌‌ ‍‌​‍‌‌​ ​ ‌​‌​​‍‌‌​ ​ ‌​‌​​‍‌‌​ ​‍​ ​‍‌‍‌‌‌‍ ‍​‍‌‌​ ​‍​ ​‍​‍‌‌​ ‌‌‌​‌​​‍ ‍‌ ‌‍‌‍​‌‌‍ ​‌ ‌‌‌‍‌‌​‍‌‍‌ ​​‌‍‌‌‌ ​‍‌ ​ ‌ ​​‌‍‌‌‌‍​ ‌ ‌​‌‍‍‌‌ ‌‍‌‍‌‌​ ‌‌ ​​‌ ‌‌‌‍​‍‌‍ ​‌‍‍‌‌ ​ ‌‍‍​‌‍‌‌‌‍‌​​‍​‍‌ ‌
Subway Denmark TikTok